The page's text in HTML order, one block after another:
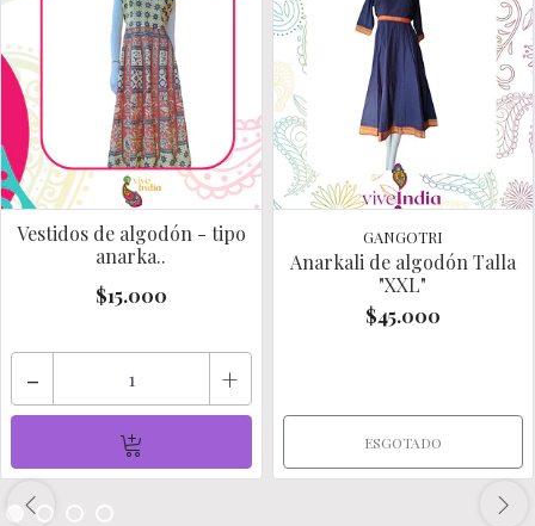
Vestidos de algodón - tipo
anarka..
$15.000
- +
GANGOTRI
Anarkali de algodón Talla
"XXL"
$45.000
ESGOTADO